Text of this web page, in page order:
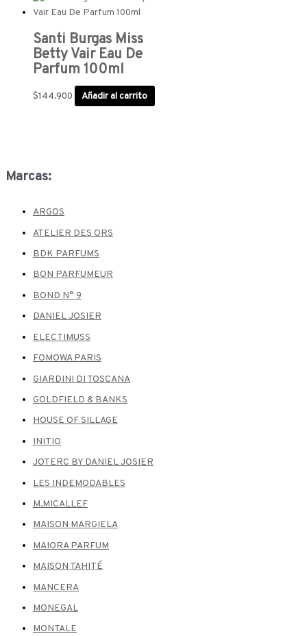
Marcas:
ARGOS
ATELIER DES ORS
BDK PARFUMS
BON PARFUMEUR
BOND N° 9
DANIEL JOSIER
ELECTIMUSS
FOMOWA PARIS
GIARDINI DI TOSCANA
GOLDFIELD & BANKS
HOUSE OF SILLAGE
INITIO
JOTERC BY DANIEL JOSIER
LES INDEMODABLES
M.MICALLEF
MAISON MARGIELA
MAIORA PARFUM
MAISON TAHITÉ
MANCERA
MONEGAL
MONTALE
Santi Burgas Miss
Betty Vair Eau De
Parfum 100ml
$144.900 Añadir al carrito